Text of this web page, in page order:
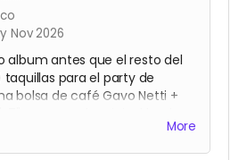
Nov 2026
album antes que el resto del
para el party de
bolsa de café Gavo Netti +
More